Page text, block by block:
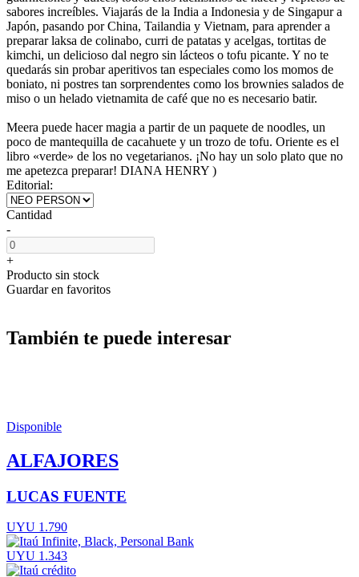
sabores increíbles. Viajarás de la India a Indonesia y de Singapur a
Japón, pasando por China, Tailandia y Vietnam, para aprender a
preparar laksa de colinabo, curri de patatas y acelgas, tortitas de
kimchi, un delicioso dal negro sin lácteos o tofu picante. Y no te
quedarás sin probar aperitivos tan especiales como los momos de
boniato, ni postres tan sorprendentes como los brownies salados de
miso o un helado vietnamita de café que no es necesario batir.
Meera puede hacer magia a partir de un paquete de noodles, un
poco de mantequilla de cacahuete y un trozo de tofu. Oriente es el
libro «verde» de los no vegetarianos. ¡No hay un solo plato que no
me apetezca preparar! DIANA HENRY )
Editorial:
Cantidad
-
+
Producto sin stock
Guardar en favoritos
También te puede interesar
Disponible
ALFAJORES
LUCAS FUENTE
UYU 1.790
UYU 1.343